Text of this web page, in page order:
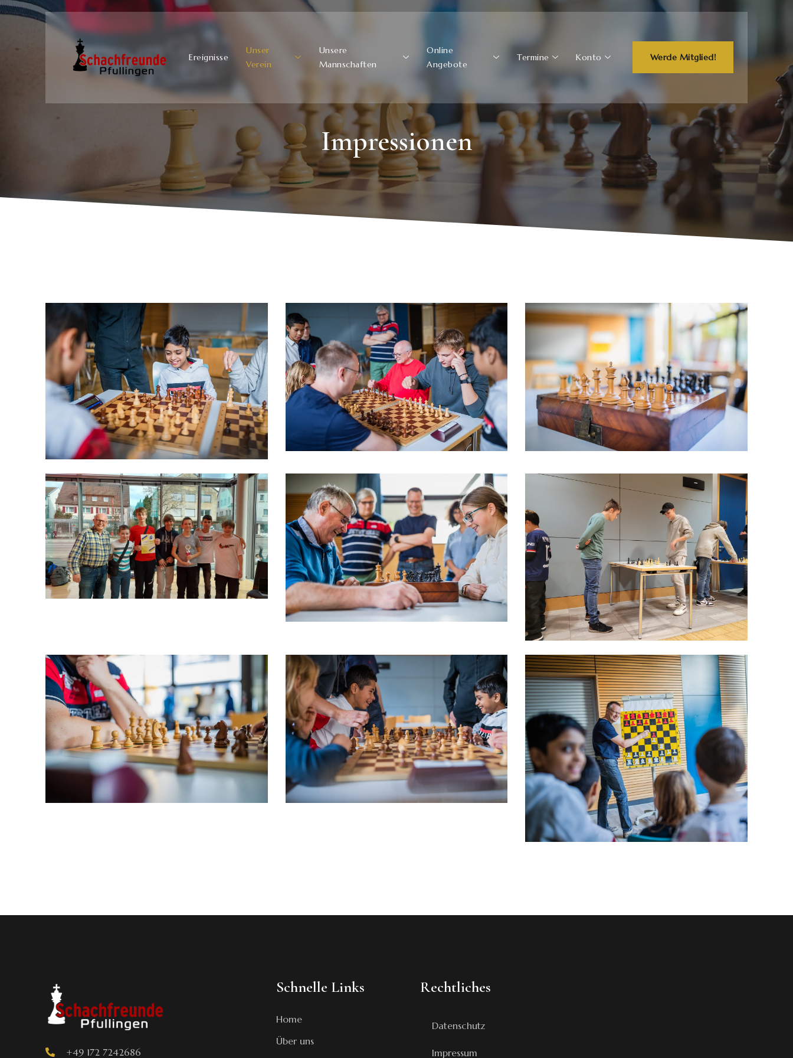
Ereignisse
Unser
Verein
Unsere
Mannschaften
Online
Angebote
Termine Konto Werde Mitglied!
Impressionen
+49 172 7242686
Schnelle Links
Home
Über uns
Rechtliches
Datenschutz
Impressum